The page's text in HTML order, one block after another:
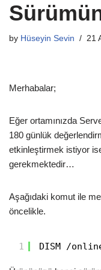
by Hüseyin Sevin 21
Merhabalar;
Eğer ortamınızda
180 günlük
etkinleştirmek istiyor
gerekmektedir…
Aşağıdaki komut ile
öncelikle.
1 DISM /